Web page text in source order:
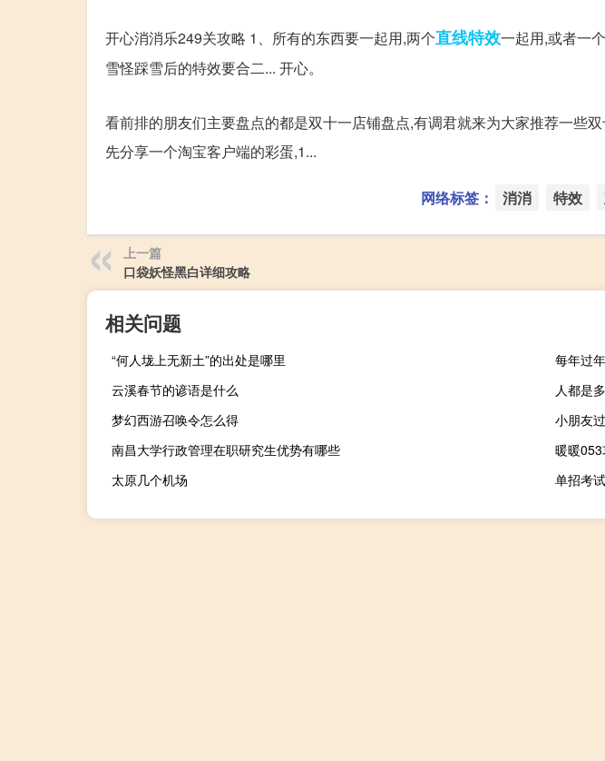
开心消消乐249关攻略 1、所有的东西要一起用,两个直线特效一起用,或者一
雪怪踩雪后的特效要合二... 开心。
看前排的朋友们主要盘点的都是双十一店铺盘点,有调君就来为大家推荐一些
先分享一个淘宝客户端的彩蛋,1...
网络标签： 消消 特效
上一篇
口袋妖怪黑白详细攻略
相关问题
“何人垅上无新土”的出处是哪里
每年过
云溪春节的谚语是什么
人都是
梦幻西游召唤令怎么得
小朋友
南昌大学行政管理在职研究生优势有哪些
暖暖
太原几个机场
单招考